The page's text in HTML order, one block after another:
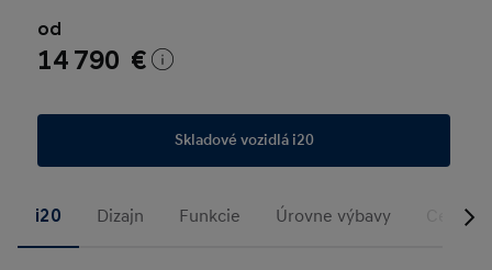
od
14 790 €
Skladové vozidlá i20
i20 Dizajn Funkcie Úrovne výbavy